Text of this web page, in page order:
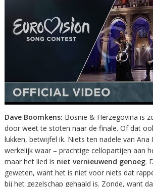
Dave Boomkens: Bosnië & Herzegovina is
door weet te stoten naar de finale. Of dat
lukken, betwijfel ik. Niets ten nadele van Ana
werkelijk waar – prachtige cellopartijen aan
maar het lied is niet vernieuwend genoeg.
geweten, want het is niet voor niets dat
bij het gezelschap gehaald is. Zonde, want